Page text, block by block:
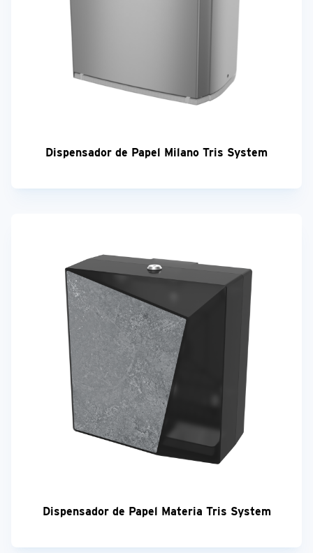
Dispensador de Papel Milano Tris System
Dispensador de Papel Materia Tris System